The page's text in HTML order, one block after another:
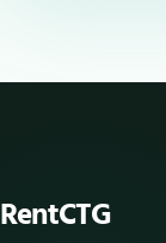
RentCTG